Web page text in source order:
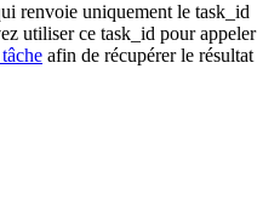
renvoie uniquement le task_id
utiliser ce task_id pour appeler
afin de récupérer le résultat